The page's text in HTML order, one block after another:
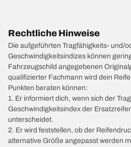
Rechtliche Hinweise
Die aufgeführten Tragfähigkeits- und/
Geschwindigkeitsindizes können
Fahrzeugschild angegebenen
qualifizierter Fachmann wird dein
Punkten beraten können:
1. Er informiert dich, wenn sich der
Geschwindigkeitsindex der
unterscheidet.
2. Er wird feststellen, ob der
alternative Größe angepasst werden